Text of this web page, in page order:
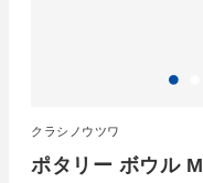
ポタリー ボウル M
クラシノウツワ